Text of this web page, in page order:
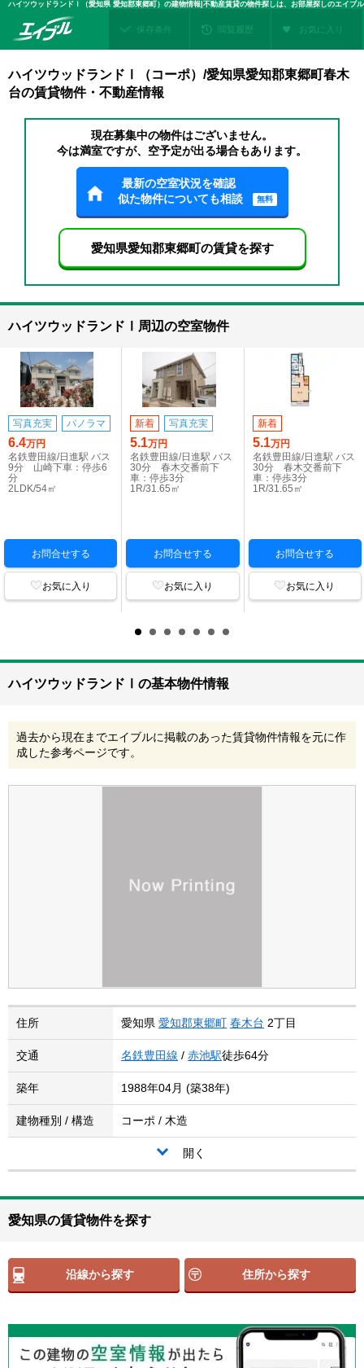
ハイツウッドランドⅠ（愛知県 愛知郡東郷町）の建物情報|不動産賃貸の物件探しは、お部屋探しのエイブル
保存条件 閲覧履歴 お気に入り
ハイツウッドランドⅠ（コーポ）/愛知県愛知郡東郷町春木
台の賃貸物件・不動産情報
現在募集中の物件はございません。
今は満室ですが、空予定が出る場合もあります。
最新の空室状況を確認
似た物件についても相談
無料
愛知県愛知郡東郷町の賃貸を探す
ハイツウッドランドⅠ周辺の空室物件
写真充実 パノラマ
6.4万円
名鉄豊田線/日進駅 バス
9分 山崎下車：停歩6
分
2LDK/54㎡
お問合せする
お気に入り
新着 写真充実
5.1万円
名鉄豊田線/日進駅 バス
30分 春木交番前下
車：停歩3分
1R/31.65㎡
お問合せする
お気に入り
新着
5.1万円
名鉄豊田線/日進駅 バス
30分 春木交番前下
車：停歩3分
1R/31.65㎡
お問合せする
お気に入り
ハイツウッドランドⅠの基本物件情報
過去から現在までエイブルに掲載のあった賃貸物件情報を元に作
成した参考ページです。
住所 愛知県 愛知郡東郷町 春木台 2丁目
交通 名鉄豊田線 / 赤池駅徒歩64分
築年 1988年04月 (築38年)
建物種別 / 構造 コーポ / 木造
開く
愛知県の賃貸物件を探す
沿線から探す 住所から探す